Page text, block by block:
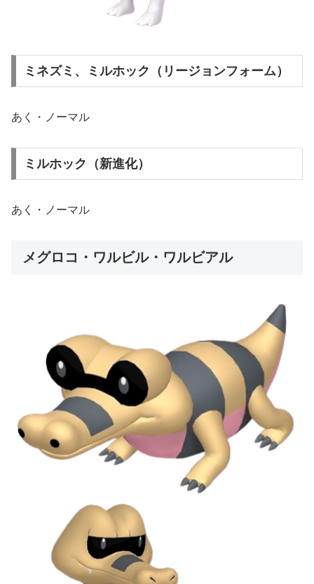
ミネズミ、ミルホック（リージョンフォーム）
あく・ノーマル
ミルホック（新進化）
あく・ノーマル
メグロコ・ワルビル・ワルビアル